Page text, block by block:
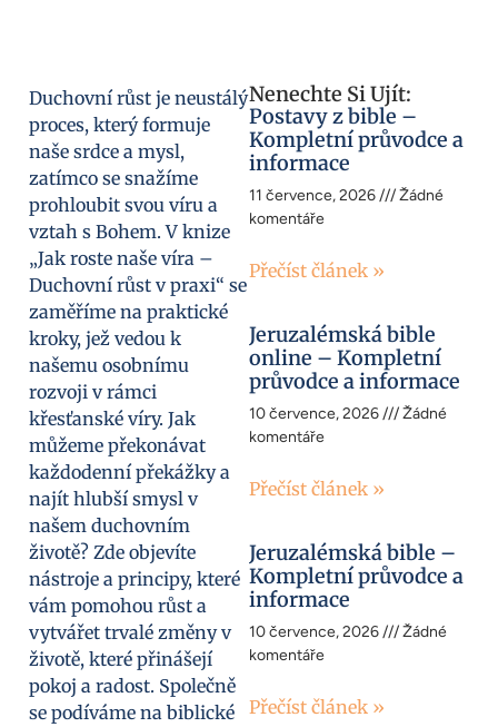
Duchovní růst je neustálý
proces, který formuje
naše srdce a mysl,
zatímco se snažíme
prohloubit svou víru a
vztah s Bohem. V knize
„Jak roste naše víra –
Duchovní růst v praxi“ se
zaměříme na praktické
kroky, jež vedou k
našemu osobnímu
rozvoji v rámci
křesťanské víry. Jak
můžeme překonávat
každodenní překážky a
najít hlubší smysl v
našem duchovním
životě? Zde objevíte
nástroje a principy, které
vám pomohou růst a
vytvářet trvalé změny v
životě, které přinášejí
pokoj a radost. Společně
se podíváme na biblické
Nenechte Si Ujít:
Postavy z bible –
Kompletní průvodce a
informace
11 července, 2026
Žádné
komentáře
Přečíst článek »
Jeruzalémská bible
online – Kompletní
průvodce a informace
10 července, 2026
Žádné
komentáře
Přečíst článek »
Jeruzalémská bible –
Kompletní průvodce a
informace
10 července, 2026
Žádné
komentáře
Přečíst článek »